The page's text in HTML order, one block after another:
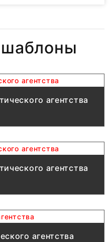
агентства
агентства
агентства